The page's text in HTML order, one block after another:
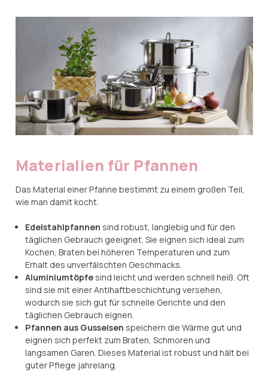
Materialien für Pfannen
Das Material einer Pfanne bestimmt zu einem großen Teil,
wie man damit kocht.
Edelstahlpfannen sind robust, langlebig und für den
täglichen Gebrauch geeignet. Sie eignen sich ideal zum
Kochen, Braten bei höheren Temperaturen und zum
Erhalt des unverfälschten Geschmacks.
Aluminiumtöpfesind leicht und werden schnell heiß. Oft
sind sie mit einer Antihaftbeschichtung versehen,
wodurch sie sich gut für schnelle Gerichte und den
täglichen Gebrauch eignen.
Pfannen aus Gusseisen speichern die Wärme gut und
eignen sich perfekt zum Braten, Schmoren und
langsamen Garen. Dieses Material ist robust und hält bei
guter Pflege jahrelang.